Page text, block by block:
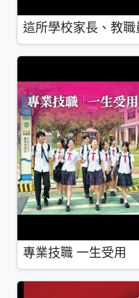
這所學校家長、教
專業技職 一生受用